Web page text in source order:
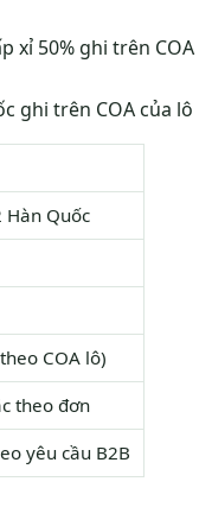
xỉ 50% ghi trên COA
ghi trên COA của lô
Hàn Quốc
COA lô)
theo đơn
yêu cầu B2B